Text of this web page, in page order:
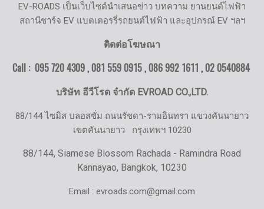
EV-ROADS เป็นเว็บไซต์นำเสนอข่าว บทความ ยานยนต์ไฟฟ้า
สถานีชาร์จ EV แบตเตอรรี่รถยนต์ไฟฟ้า และอุปกรณ์ EV ฯลฯ
ติดต่อโฆษณา
Call : 095 720 4309 , 081 559 0915 , 086 992 1611 ,02 0540884
บริษัท อีวีโรด จำกัด EVROAD CO.,LTD.
88/144 ไซมิส บลอสซั่ม ถนนรัชดา-รามอินทรา แขวงคันนายาว
เขตคันนายาว กรุงเทพฯ 10230
88/144, Siamese Blossom Rachada - Ramindra Road
Kannayao, Bangkok, 10230
Email : evroads.com@gmail.com